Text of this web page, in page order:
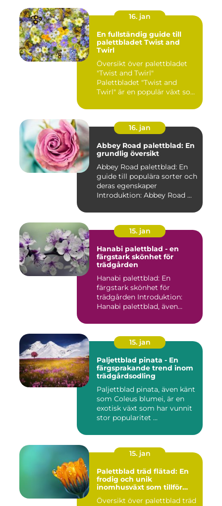
16. jan
En fullständig guide till
palettbladet Twist and
Twirl
Översikt över palettbladet
"Twist and Twirl"
Palettbladet "Twist and
Twirl" är en populär växt som
16. jan
Abbey Road palettblad: En
grundlig översikt
Abbey Road palettblad: En
guide till populära sorter och
deras egenskaper
Introduktion: Abbey Road ...
15. jan
Hanabi palettblad - en
färgstark skönhet för
trädgården
Hanabi palettblad: En
färgstark skönhet för
trädgården Introduktion:
Hanabi palettblad, även
15. jan
Paljettblad pinata - En
färgsprakande trend inom
trädgårdsodling
Paljettblad pinata, även känt
som Coleus blumei, är en
exotisk växt som har vunnit
stor popularitet ...
15. jan
Palettblad träd flätad: En
frodig och unik
inomhusväxt som tillför
färg till ditt hem
Översikt över palettblad träd